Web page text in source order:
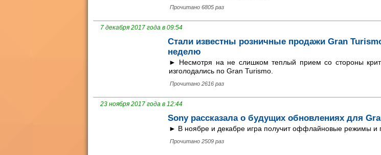
Прочитано 6805 раз
7 декабря 2017 года в 09:54
Стали известны розничные продажи Gran
неделю
► Несмотря на не слишком теплый прием со стороны
изголодались по Gran Turismo.
Прочитано 2616 раз
23 ноября 2017 года в 12:44
Sony рассказала о будущих обновлениях для
► В ноябре и декабре игра получит оффлайновые режимы и
Прочитано 2509 раз